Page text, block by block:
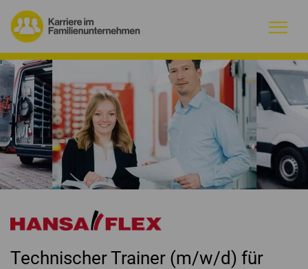
Warum Familienunternehmen?
Firmenprofile
Jobs
Magazin
Initiative
Kontakt
Technischer Trainer (m/w/d) für